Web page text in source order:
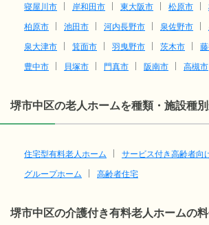
寝屋川市
岸和田市 東大阪市 松原市
柏原市
池田市 河内長野市 泉佐野市
泉大津市
箕面市 羽曳野市 茨木市
豊中市
貝塚市 門真市 阪南市 高槻市
堺市中区の老人ホームを種類・施設種
住宅型有料老人ホーム
サービス付き高齢者向
グループホーム
高齢者住宅
堺市中区の介護付き有料老人ホームの